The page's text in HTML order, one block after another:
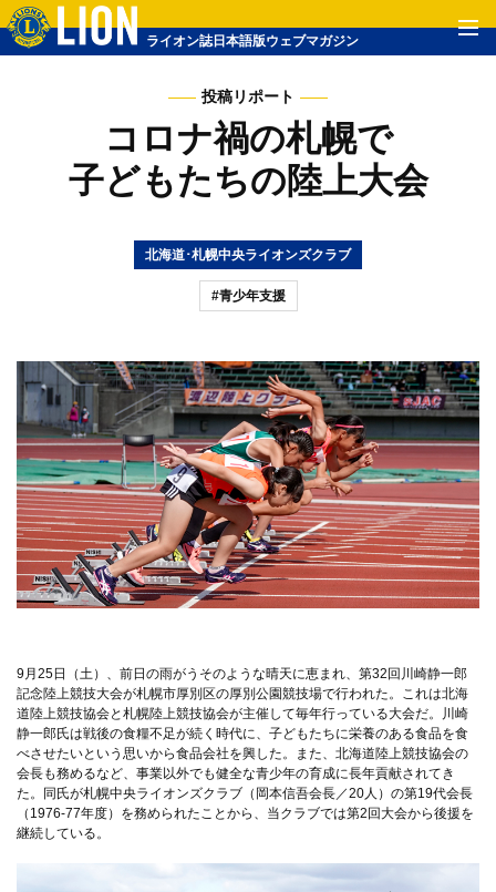
ライオン誌日本語版ウェブマガジン
投稿リポート
コロナ禍の札幌で
子どもたちの陸上大会
北海道･札幌中央ライオンズクラブ
#青少年支援
9月25日（土）、前日の雨がうそのような晴天に恵まれ、第32回川崎静一郎
記念陸上競技大会が札幌市厚別区の厚別公園競技場で行われた。これは北海
道陸上競技協会と札幌陸上競技協会が主催して毎年行っている大会だ。川崎
静一郎氏は戦後の食糧不足が続く時代に、子どもたちに栄養のある食品を食
べさせたいという思いから食品会社を興した。また、北海道陸上競技協会の
会長も務めるなど、事業以外でも健全な青少年の育成に長年貢献されてき
た。同氏が札幌中央ライオンズクラブ（岡本信吾会長／20人）の第19代会長
（1976-77年度）を務められたことから、当クラブでは第2回大会から後援を
継続している。